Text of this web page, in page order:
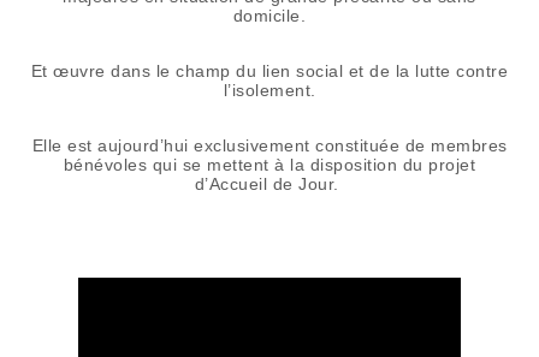
domicile.
Et œuvre dans le champ du lien social et de la lutte contre
l’isolement.
Elle est aujourd’hui exclusivement constituée de membres
bénévoles qui se mettent à la disposition du projet
d’Accueil de Jour.